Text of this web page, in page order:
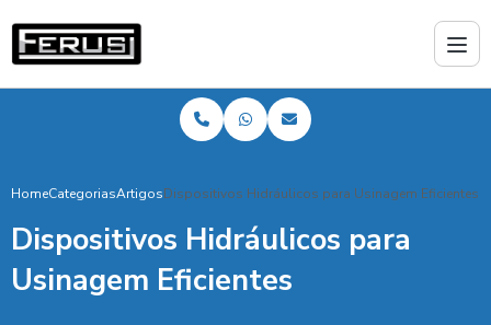
HomeCategoriasArtigosDispositivos Hidráulicos para Usinagem Eficientes
Dispositivos Hidráulicos para
Usinagem Eficientes